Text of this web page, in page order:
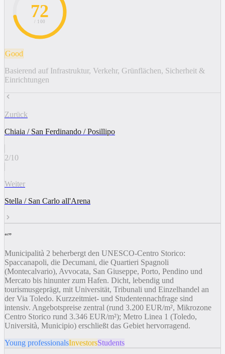
72
/ 100
Good
Basierend auf Infrastruktur, Verkehr, Grünflächen, Sicherheit &
Einrichtungen
Zurück
Chiaia / San Ferdinando / Posillipo
2/10
Weiter
Stella / San Carlo all'Arena
“”
Municipalità 2 beherbergt den UNESCO-Centro Storico:
Spaccanapoli, die Decumani, die Quartieri Spagnoli
(Montecalvario), Avvocata, San Giuseppe, Porto, Pendino und
Mercato bis hinunter zum Hafen. Dicht, lebendig und
tourismusgeprägt, mit Universität, Tribunali und Einzelhandel an
der Via Toledo. Kurzzeitmiet- und Studentennachfrage sind
intensiv. Angebotspreise zentral (rund 3.200 EUR/m², Mikrozone
Centro Storico rund 3.346 EUR/m²); Metro Linea 1 (Toledo,
Università, Municipio) erschließt das Gebiet hervorragend.
Young professionalsInvestorsStudents